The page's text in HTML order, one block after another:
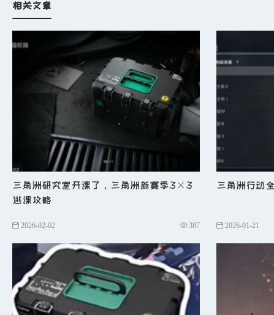
视频中提到的“更适合水平一般的普通人的焚决”，核
1. 提前枪：预判的艺术
：在敌人出现前开枪，利用子弹飞行速度和敌人
听声辨位：通过脚步声和环境音判断敌人可能的移动
练习方法：在训练场或实战中，刻意练习在听到声音
2. 骗枪：心理战
目的：诱导敌人暴露位置或浪费弹药。
相关文章
三角洲研究室开课了，三角洲新赛季3×3
逃课攻略
2026-02-02 387
三角洲行动
2026-01-21